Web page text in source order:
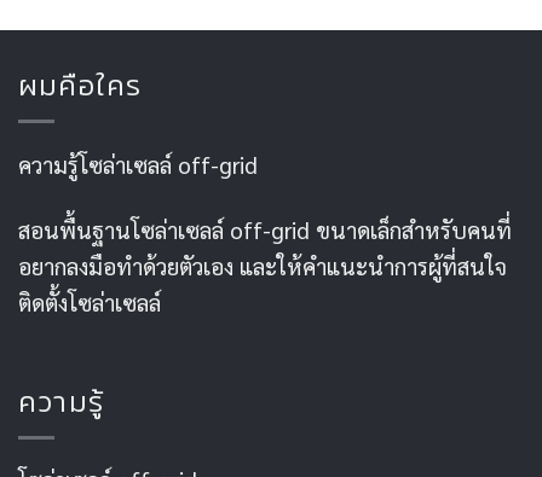
ผมคือใคร
ความรู้โซล่าเซลล์ off-grid
สอนพื้นฐานโซล่าเซลล์ off-grid ขนาดเล็กสำหรับคนที่
อยากลงมือทำด้วยตัวเอง และให้คำแนะนำการผู้ที่สนใจ
ติดตั้งโซล่าเซลล์
ความรู้